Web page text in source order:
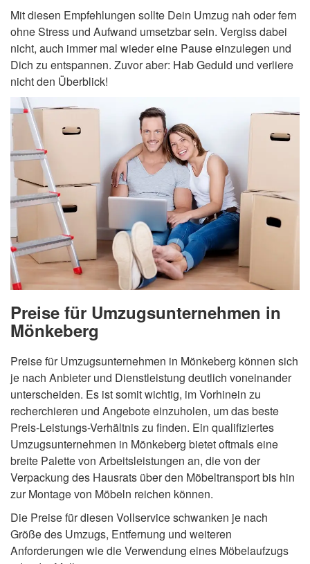
Mit diesen Empfehlungen sollte Dein Umzug nah oder fern
ohne Stress und Aufwand umsetzbar sein. Vergiss dabei
nicht, auch immer mal wieder eine Pause einzulegen und
Dich zu entspannen. Zuvor aber: Hab Geduld und verliere
nicht den Überblick!
Preise für Umzugsunternehmen in
Mönkeberg
Preise für Umzugsunternehmen in Mönkeberg können sich
je nach Anbieter und Dienstleistung deutlich voneinander
unterscheiden. Es ist somit wichtig, im Vorhinein zu
recherchieren und Angebote einzuholen, um das beste
Preis-Leistungs-Verhältnis zu finden. Ein qualifiziertes
Umzugsunternehmen in Mönkeberg bietet oftmals eine
breite Palette von Arbeitsleistungen an, die von der
Verpackung des Hausrats über den Möbeltransport bis hin
zur Montage von Möbeln reichen können.
Die Preise für diesen Vollservice schwanken je nach
Größe des Umzugs, Entfernung und weiteren
Anforderungen wie die Verwendung eines Möbelaufzugs